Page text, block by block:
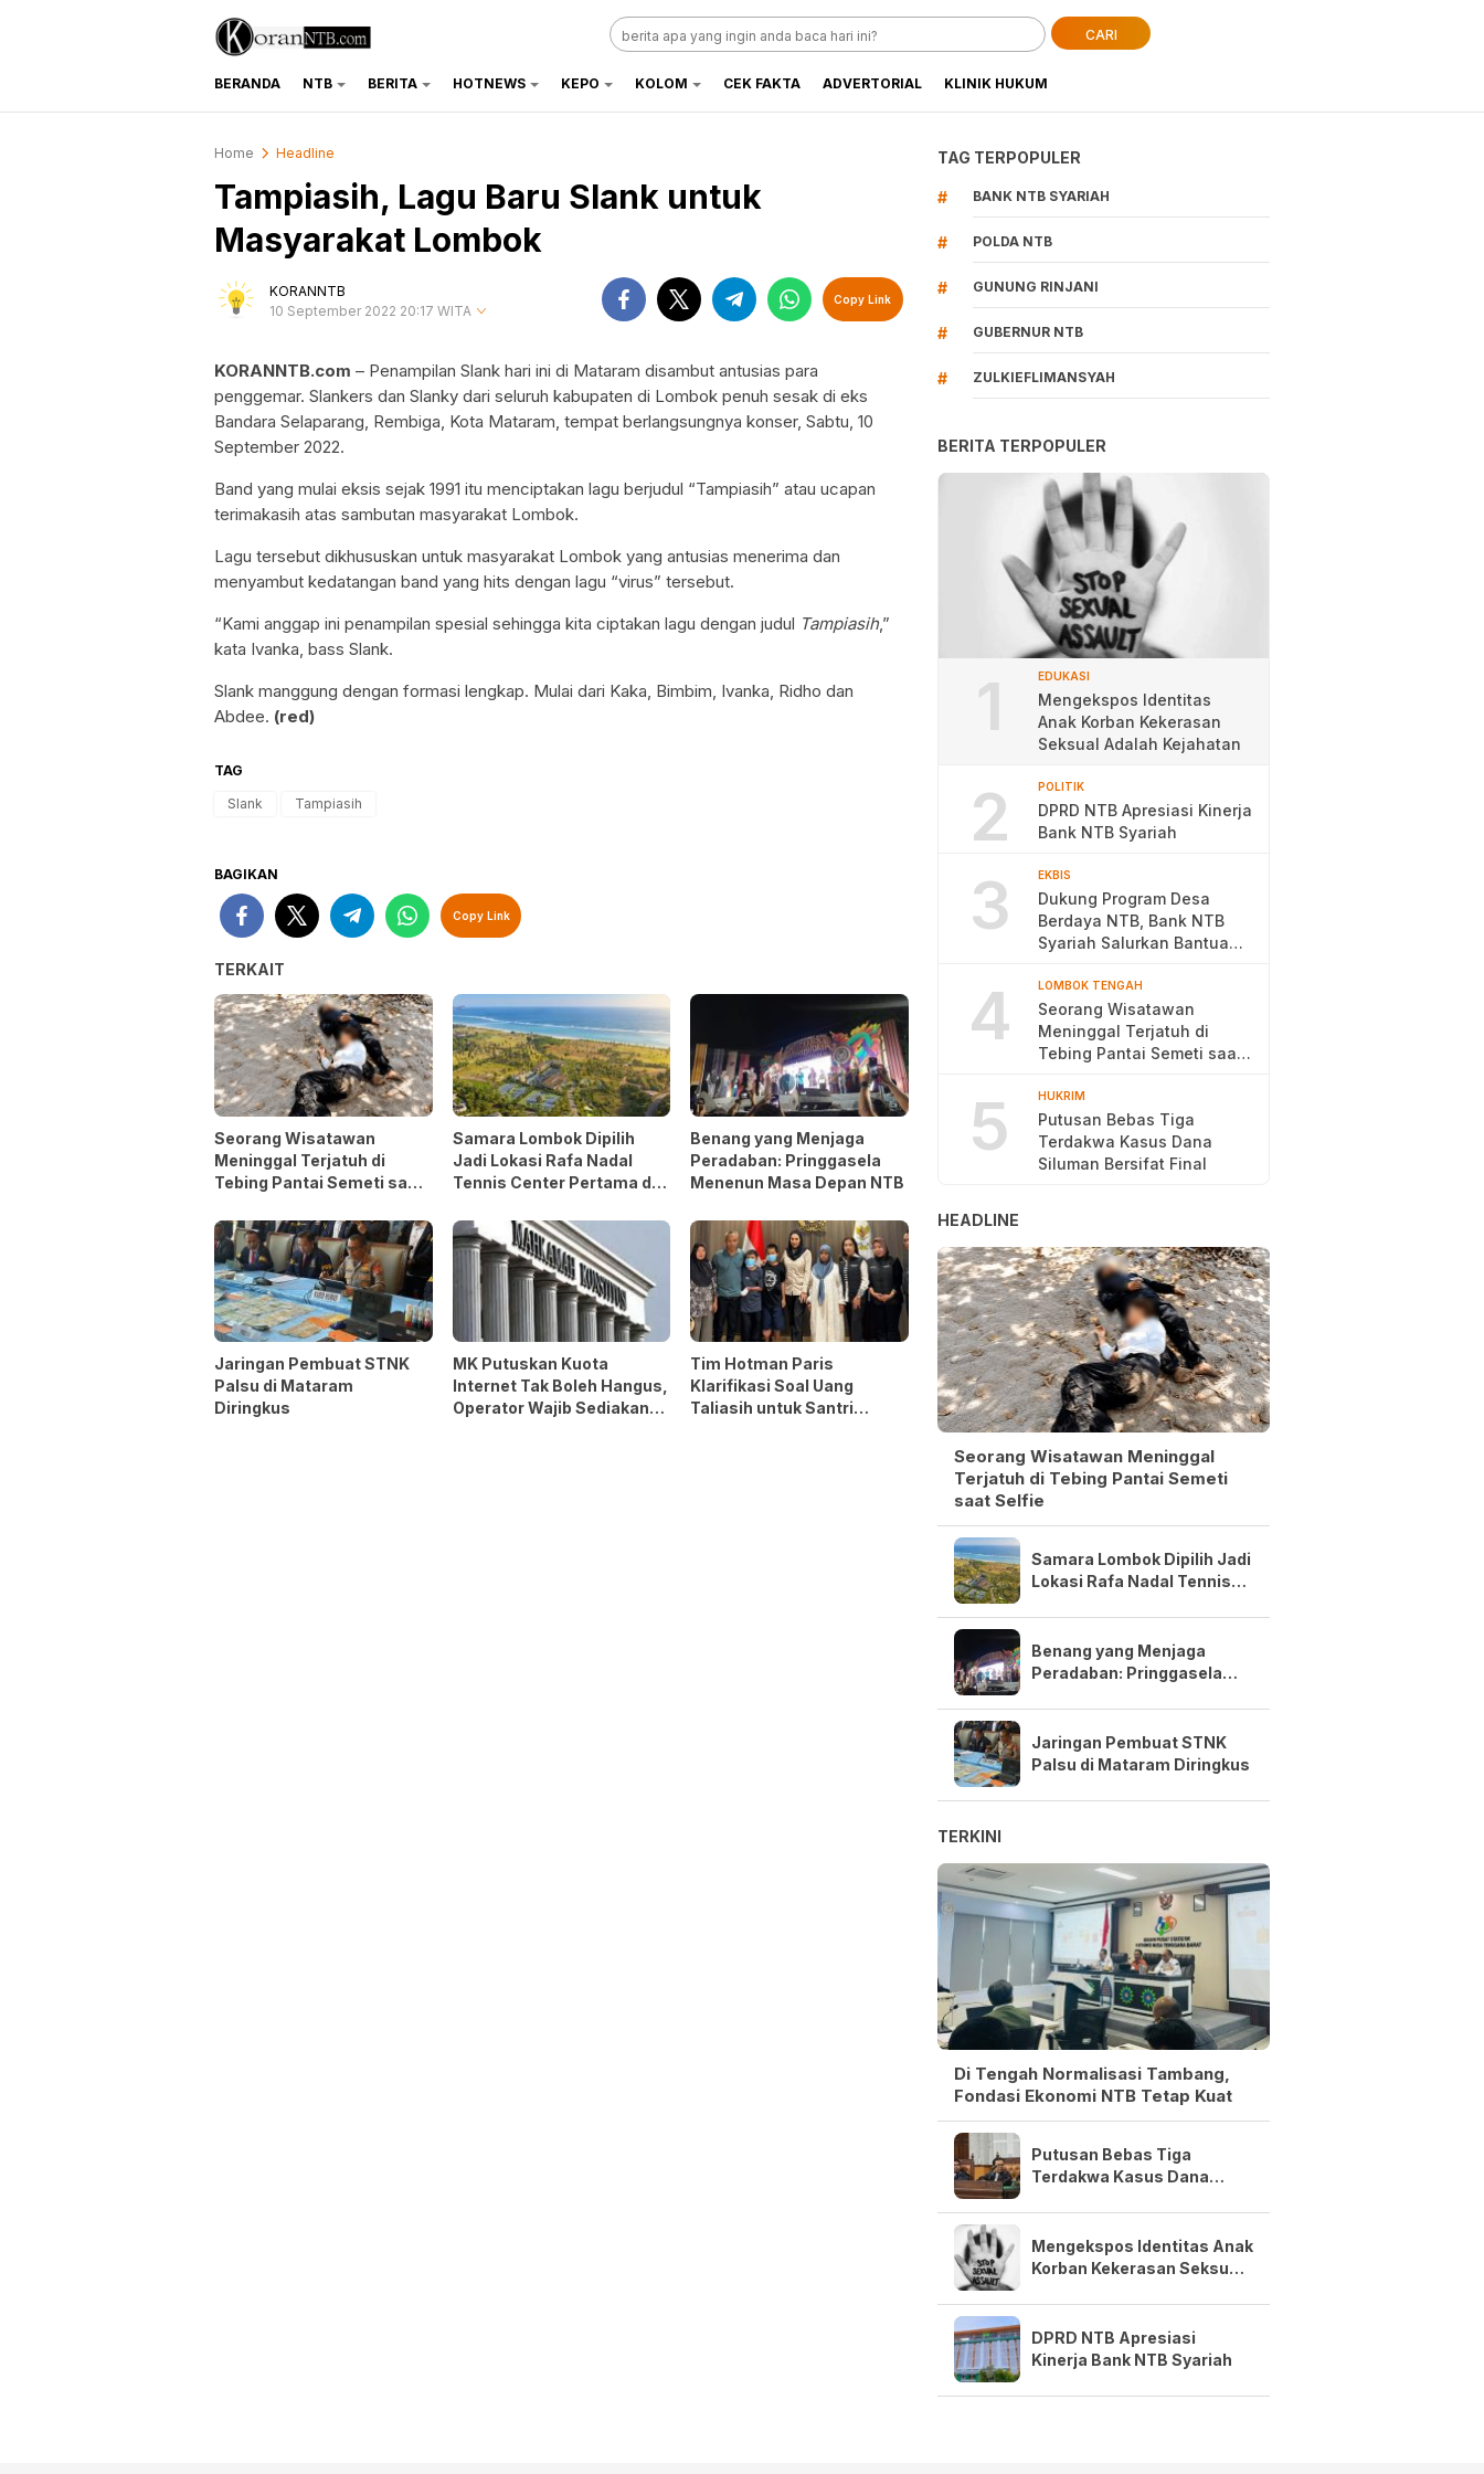
koranntb.com
CARI
BERANDA NTB BERITA HOTNEWS KEPO KOLOM CEK FAKTA ADVERTORIAL KLINIK HUKUM
Home Headline
Tampiasih, Lagu Baru Slank untuk
Masyarakat Lombok
KORANNTB
10 September 2022 20:17 WITA
Copy Link
KORANNTB.com – Penampilan Slank hari ini di Mataram disambut antusias para
penggemar. Slankers dan Slanky dari seluruh kabupaten di Lombok penuh sesak di eks
Bandara Selaparang, Rembiga, Kota Mataram, tempat berlangsungnya konser, Sabtu, 10
September 2022.
Band yang mulai eksis sejak 1991 itu menciptakan lagu berjudul “Tampiasih” atau ucapan
terimakasih atas sambutan masyarakat Lombok.
Lagu tersebut dikhususkan untuk masyarakat Lombok yang antusias menerima dan
menyambut kedatangan band yang hits dengan lagu “virus” tersebut.
“Kami anggap ini penampilan spesial sehingga kita ciptakan lagu dengan judul Tampiasih,”
kata Ivanka, bass Slank.
Slank manggung dengan formasi lengkap. Mulai dari Kaka, Bimbim, Ivanka, Ridho dan
Abdee. (red)
TAG
Slank
Tampiasih
BAGIKAN
Copy Link
TERKAIT
Seorang Wisatawan
Meninggal Terjatuh di
Tebing Pantai Semeti saat
Samara Lombok Dipilih
Jadi Lokasi Rafa Nadal
Tennis Center Pertama di
Benang yang Menjaga
Peradaban: Pringgasela
Menenun Masa Depan NTB
Jaringan Pembuat STNK
Palsu di Mataram
Diringkus
MK Putuskan Kuota
Internet Tak Boleh Hangus,
Operator Wajib Sediakan
Tim Hotman Paris
Klarifikasi Soal Uang
Taliasih untuk Santri
TAG TERPOPULER
# BANK NTB SYARIAH
# POLDA NTB
# GUNUNG RINJANI
# GUBERNUR NTB
# ZULKIEFLIMANSYAH
BERITA TERPOPULER
1 EDUKASI
Mengekspos Identitas
Anak Korban Kekerasan
Seksual Adalah Kejahatan
2 POLITIK
DPRD NTB Apresiasi Kinerja
Bank NTB Syariah
3 EKBIS
Dukung Program Desa
Berdaya NTB, Bank NTB
Syariah Salurkan Bantuan
4 LOMBOK TENGAH
Seorang Wisatawan
Meninggal Terjatuh di
Tebing Pantai Semeti saat
5 HUKRIM
Putusan Bebas Tiga
Terdakwa Kasus Dana
Siluman Bersifat Final
HEADLINE
Seorang Wisatawan Meninggal
Terjatuh di Tebing Pantai Semeti
saat Selfie
Samara Lombok Dipilih Jadi
Lokasi Rafa Nadal Tennis
Benang yang Menjaga
Peradaban: Pringgasela
Jaringan Pembuat STNK
Palsu di Mataram Diringkus
TERKINI
Di Tengah Normalisasi Tambang,
Fondasi Ekonomi NTB Tetap Kuat
Putusan Bebas Tiga
Terdakwa Kasus Dana
Mengekspos Identitas Anak
Korban Kekerasan Seksual
DPRD NTB Apresiasi
Kinerja Bank NTB Syariah